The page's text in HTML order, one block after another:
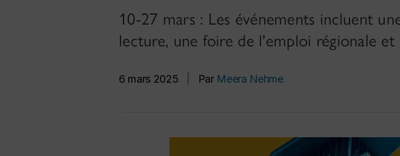
10-27 mars : Les événements incluent
lecture, une foire de l'emploi régionale et
6 mars 2025 Par Meera Nehme